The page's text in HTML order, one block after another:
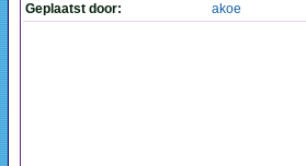
Geplaatst door: akoe